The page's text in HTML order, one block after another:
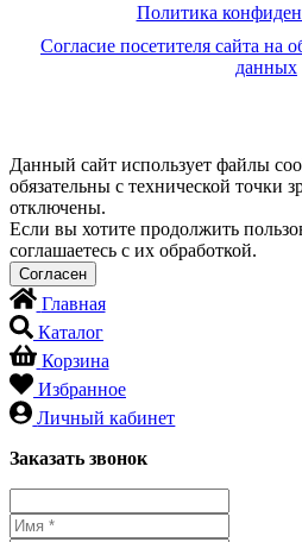
Политика
Согласие посетителя сайта на
данных
Данный сайт использует файлы
обязательны с технической точки
отключены.
Если вы хотите продолжить
соглашаетесь с их обработкой.
Главная
Каталог
Корзина
Избранное
Личный кабинет
Заказать звонок